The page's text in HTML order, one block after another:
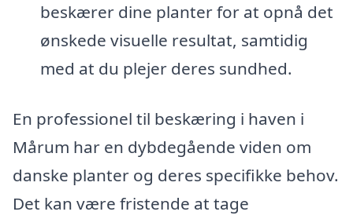
beskærer dine planter for at opnå det
ønskede visuelle resultat, samtidig
med at du plejer deres sundhed.
En professionel til beskæring i haven i
Mårum har en dybdegående viden om
danske planter og deres specifikke behov.
Det kan være fristende at tage